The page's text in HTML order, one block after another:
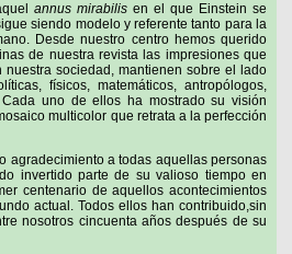
annus mirabilis en el que Einstein se
siendo modelo y referente tanto para la
Desde nuestro centro hemos querido
de nuestra revista las impresiones que
sociedad, mantienen sobre el lado
físicos, matemáticos, antropólogos,
Cada uno de ellos ha mostrado su visión
multicolor que retrata a la perfección
agradecimiento a todas aquellas personas
invertido parte de su valioso tiempo en
centenario de aquellos acontecimientos
actual. Todos ellos han contribuido,sin
nosotros cincuenta años después de su